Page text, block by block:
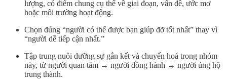
lượng, có điểm chung cụ thể về giai đoạn, vấn đề, ước mơ
hoặc môi trường hoạt động.
Chọn đúng “người có thể được bạn giúp đỡ tốt nhất” thay vì
“người dễ tiếp cận nhất.”
Tập trung nuôi dưỡng sự gắn kết và chuyển hoá trong nhóm
này, từ người quan tâm → người đồng hành → người ủng hộ
trung thành.